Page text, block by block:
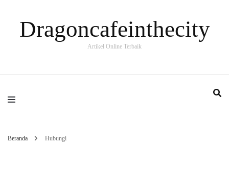
Dragoncafeinthecity
Artikel Online Terbaik
Beranda Hubungi